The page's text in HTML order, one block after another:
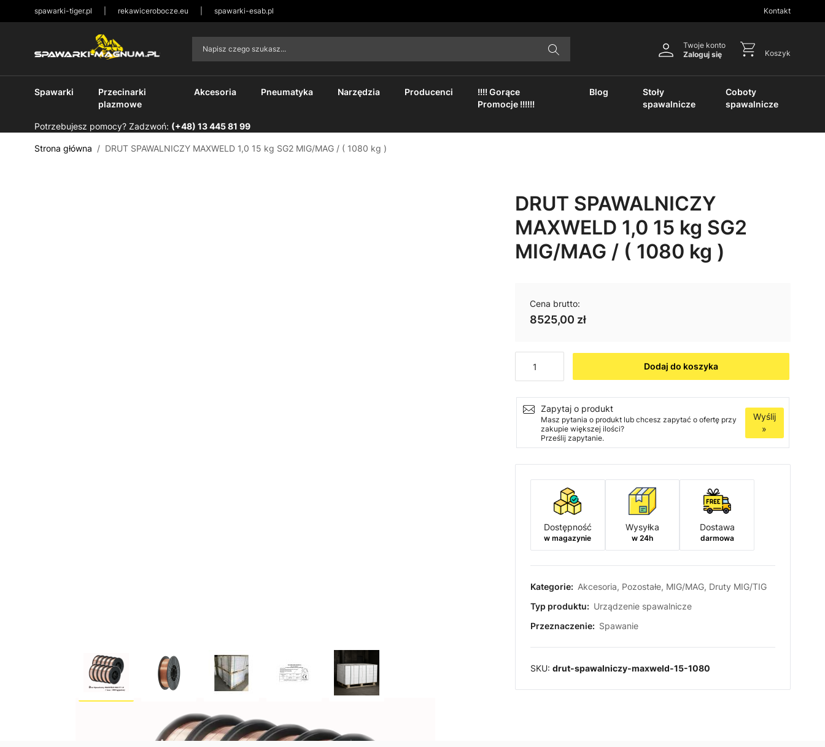
spawarki-tiger.pl rekawicerobocze.eu spawarki-esab.pl Kontakt
Napisz czego szukasz...
Twoje konto
Zaloguj się
Koszyk
Spawarki
Przecinarki
plazmowe
Akcesoria Pneumatyka Narzędzia Producenci
!!!! Gorące
Promocje !!!!!!
Blog
Stoły
spawalnicze
Coboty
spawalnicze
Potrzebujesz pomocy? Zadzwoń: (+48) 13 445 81 99
Strona główna / DRUT SPAWALNICZY MAXWELD 1,0 15 kg SG2 MIG/MAG / ( 1080 kg )
DRUT SPAWALNICZY
MAXWELD 1,0 15 kg SG2
MIG/MAG / ( 1080 kg )
Cena brutto:
8525,00 zł
Dodaj do koszyka
Zapytaj o produkt
Masz pytania o produkt lub chcesz zapytać o ofertę przy
zakupie większej ilości?
Prześlij zapytanie.
Wyślij
»
Dostępność
w magazynie
Wysyłka
w 24h
Dostawa
darmowa
Kategorie: Akcesoria, Pozostałe, MIG/MAG, Druty MIG/TIG
Typ produktu: Urządzenie spawalnicze
Przeznaczenie: Spawanie
SKU: drut-spawalniczy-maxweld-15-1080